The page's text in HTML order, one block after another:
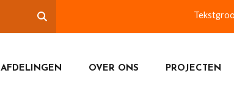
AFDELINGEN OVER ONS PROJECTEN